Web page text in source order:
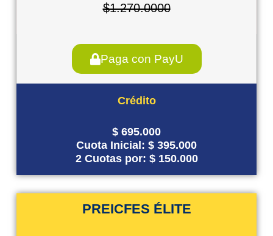
$1.270.0000
Paga con PayU
Crédito
$ 695.000
Cuota Inicial: $ 395.000
2 Cuotas por: $ 150.000
PREICFES ÉLITE